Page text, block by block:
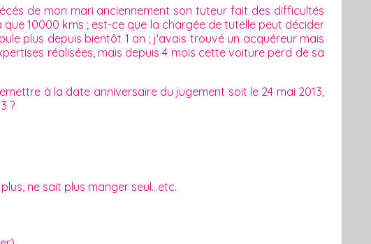
de mon mari anciennement son tuteur fait des difficultés
10000 kms ; est-ce que la chargée de tutelle peut décider
plus depuis bientôt 1 an ; j'avais trouvé un acquéreur mais
réalisées, mais depuis 4 mois cette voiture perd de sa
à la date anniversaire du jugement soit le 24 mai 2013,
?
ne sait plus manger seul...etc.